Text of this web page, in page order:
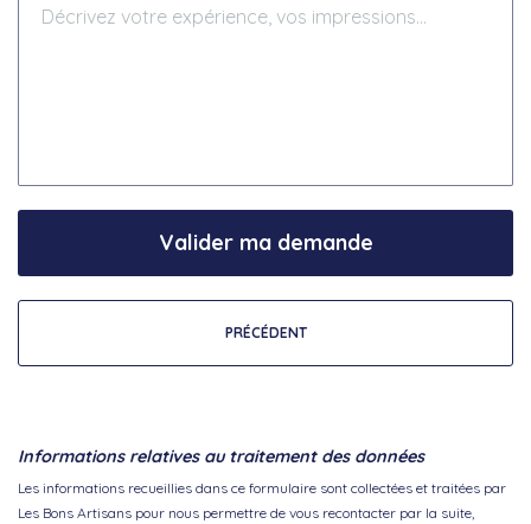
PRÉCÉDENT
Valider ma demande
Informations relatives au traitement des données
Les informations recueillies dans ce formulaire sont collectées et traitées par
Les Bons Artisans pour nous permettre de vous recontacter par la suite,